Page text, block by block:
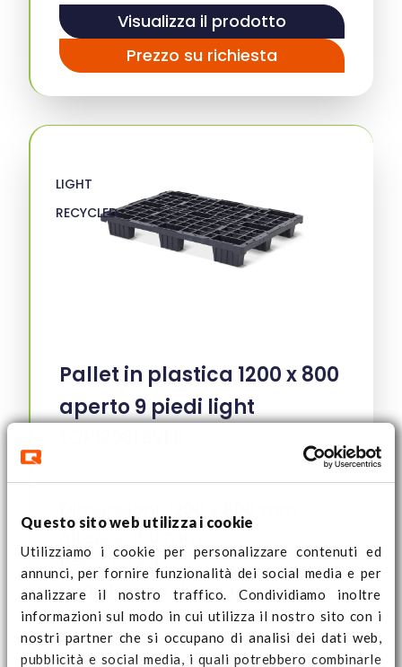
Questo sito web utilizza i cookie
Utilizziamo i cookie per personalizzare contenuti ed
annunci, per fornire funzionalità dei social media e per
analizzare il nostro traffico. Condividiamo inoltre
informazioni sul modo in cui utilizza il nostro sito con i
nostri partner che si occupano di analisi dei dati web,
pubblicità e social media, i quali potrebbero combinarle
Visualizza il prodotto
Prezzo su richiesta
LIGHT
RECYCLED
Pallet in plastica 1200 x 800
aperto 9 piedi light
Dimensioni: 1200 x 800 mm
Altezza: 150 mm
Peso: 5,1 kg
Portata o rack: 0 kg